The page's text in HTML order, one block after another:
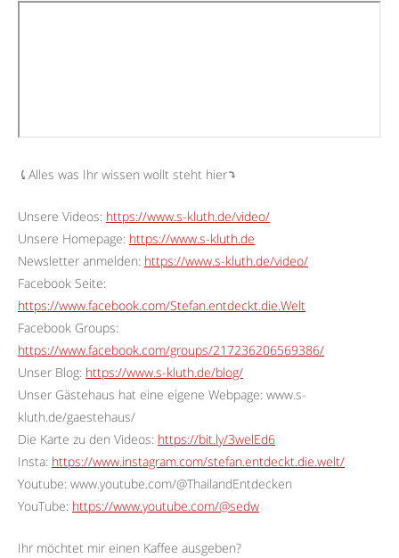
⤹Alles was Ihr wissen wollt steht hier⤵︎
Unsere Videos: https://www.s-kluth.de/video/
Unsere Homepage: https://www.s-kluth.de
Newsletter anmelden: https://www.s-kluth.de/video/
Facebook Seite:
https://www.facebook.com/Stefan.entdeckt.die.Welt
Facebook Groups:
https://www.facebook.com/groups/217236206569386/
Unser Blog: https://www.s-kluth.de/blog/
Unser Gästehaus hat eine eigene Webpage: www.s-
kluth.de/gaestehaus/
Die Karte zu den Videos: https://bit.ly/3welEd6
Insta: https://www.instagram.com/stefan.entdeckt.die.welt/
Youtube: www.youtube.com/@ThailandEntdecken
YouTube: https://www.youtube.com/@sedw
Ihr möchtet mir einen Kaffee ausgeben?